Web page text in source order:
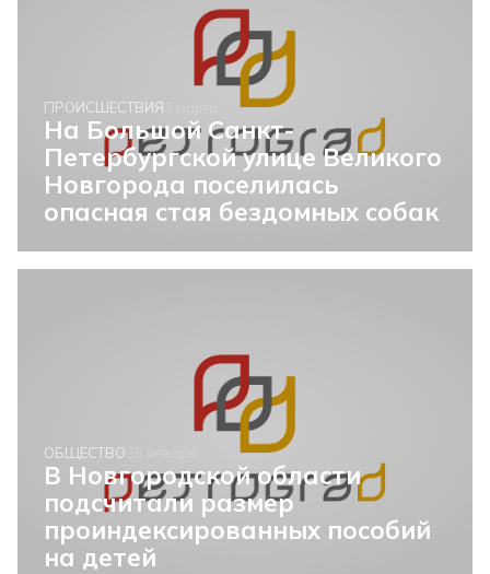
ПРОИСШЕСТВИЯ
На Большой Санкт-
Петербургской улице Великого
Новгорода поселилась
опасная стая бездомных собак
ОБЩЕСТВО
В Новгородской области
подсчитали размер
проиндексированных пособий
на детей